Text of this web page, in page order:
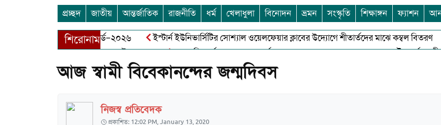
প্রচ্ছদ জাতীয় আন্তর্জাতিক রাজনীতি ধর্ম খেলাধুলা বিনোদন ভ্রমন সংস্কৃতি শিক্ষাঙ্গন ফ্যাশন
শিরোনাম ইস্টার্ন ইউনিভার্সিটির সোশ্যাল ওয়েলফেয়ার ক্লাবের উদ্যোগে শীতার্তদের মাঝে কম্বল বিতরণ
আত্মশুদ্ধি অর্জন ও অশুভকে বর্জন করে সত্য,সুন্দরকে বরনে কলাপাড়ায় বৌদ্ধ ধর্মাবলম্বীদের প্রবারনা
আজ স্বামী বিবেকানন্দের জন্মদিবস
নিজস্ব প্রতিবেদক
প্রকাশিত: 12:02 PM, January 13, 2020